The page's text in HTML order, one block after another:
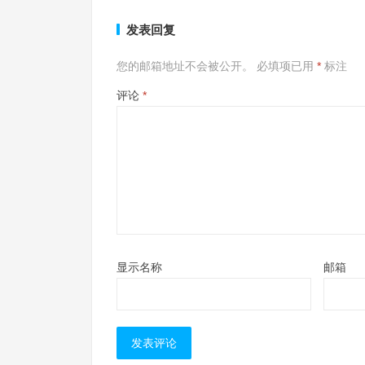
发表回复
您的邮箱地址不会被公开。 必填项已用 * 标注
评论 *
显示名称 邮箱